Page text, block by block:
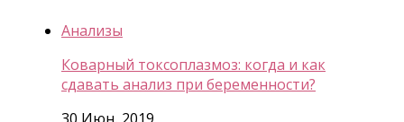
Анализы
Коварный токсоплазмоз: когда и как
сдавать анализ при беременности?
30 Июн, 2019